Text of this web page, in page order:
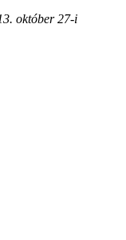
október 27-i